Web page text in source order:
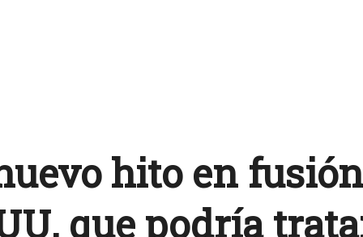
hito en
que podría